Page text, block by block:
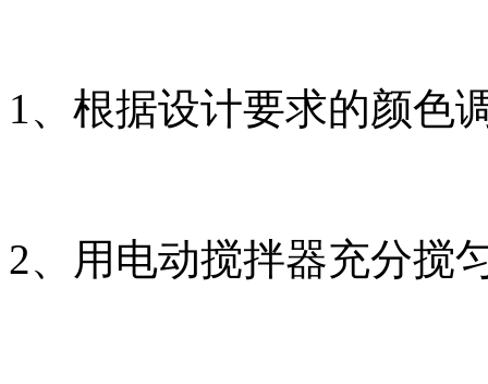
1、根据设计要求的颜色
2、用电动搅拌器充分搅